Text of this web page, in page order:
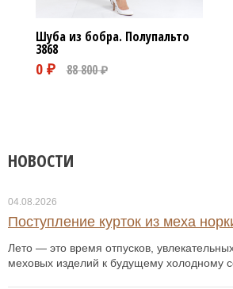
Шуба из бобра. Полупальто
3868
НОВОСТИ
04.08.2026
Поступление курток из меха
Лето — это время отпусков,
меховых изделий к будущему холодному